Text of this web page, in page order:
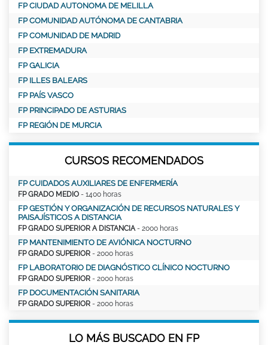
FP CIUDAD AUTONOMA DE MELILLA
FP COMUNIDAD AUTÓNOMA DE CANTABRIA
FP COMUNIDAD DE MADRID
FP EXTREMADURA
FP GALICIA
FP ILLES BALEARS
FP PAÍS VASCO
FP PRINCIPADO DE ASTURIAS
FP REGIÓN DE MURCIA
CURSOS RECOMENDADOS
FP CUIDADOS AUXILIARES DE ENFERMERÍA
FP GRADO MEDIO - 1400 horas
FP GESTIÓN Y ORGANIZACIÓN DE RECURSOS NATURALES Y
PAISAJÍSTICOS A DISTANCIA
FP GRADO SUPERIOR A DISTANCIA - 2000 horas
FP MANTENIMIENTO DE AVIÓNICA NOCTURNO
FP GRADO SUPERIOR - 2000 horas
FP LABORATORIO DE DIAGNÓSTICO CLÍNICO NOCTURNO
FP GRADO SUPERIOR - 2000 horas
FP DOCUMENTACIÓN SANITARIA
FP GRADO SUPERIOR - 2000 horas
LO MÁS BUSCADO EN FP